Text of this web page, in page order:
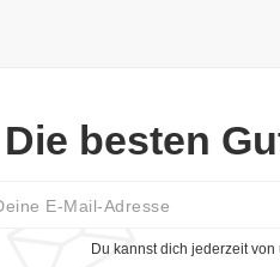
Die besten
Du kannst dich jederzeit